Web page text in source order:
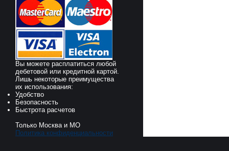
Вы можете расплатиться любой
дебетовой или кредитной картой.
Лишь некоторые преимущества
их использования:
Удобство
Безопасность
Быстрота расчетов
Только Москва и МО
Политика конфиденциальности